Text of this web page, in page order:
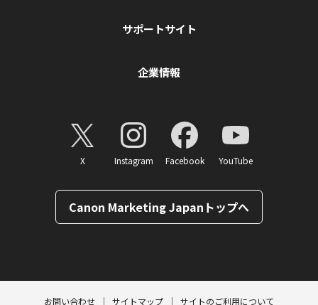
サポートサイト
企業情報
X Instagram Facebook YouTube
Canon Marketing Japanトップへ
お問い合わせ サイトマップ サイトのご利用について